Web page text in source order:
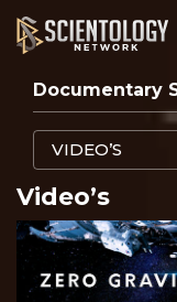
Documentary
VIDEO’S
Video’s